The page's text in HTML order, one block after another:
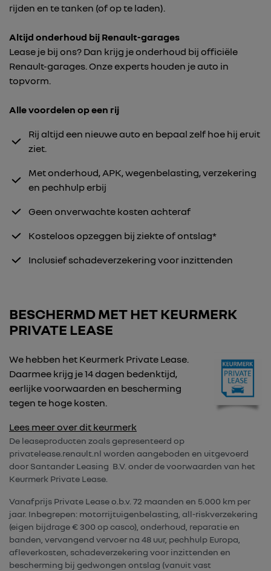
rijden en te tanken (of op te laden).
Altijd onderhoud bij Renault-garages
Lease je bij ons? Dan krijg je onderhoud bij officiële
Renault-garages. Onze experts houden je auto in
topvorm.
Alle voordelen op een rij
Rij altijd een nieuwe auto en bepaal zelf hoe hij eruit
ziet.
Met onderhoud, APK, wegenbelasting, verzekering
en pechhulp erbij
Geen onverwachte kosten achteraf
Kosteloos opzeggen bij ziekte of ontslag*
Inclusief schadeverzekering voor inzittenden
BESCHERMD MET HET KEURMERK
PRIVATE LEASE
We hebben het Keurmerk Private Lease.
Daarmee krijg je 14 dagen bedenktijd,
eerlijke voorwaarden en bescherming
tegen te hoge kosten.
Lees meer over dit keurmerk
De leaseproducten zoals gepresenteerd op
privatelease.renault.nl worden aangeboden en uitgevoerd
door Santander Leasing B.V. onder de voorwaarden van het
Keurmerk Private Lease.
Vanafprijs Private Lease o.b.v. 72 maanden en 5.000 km per
jaar. Inbegrepen: motorrijtuigenbelasting, all-riskverzekering
(eigen bijdrage € 300 op casco), onderhoud, reparatie en
banden, vervangend vervoer na 48 uur, pechhulp Europa,
afleverkosten, schadeverzekering voor inzittenden en
bescherming bij gedwongen ontslag (vanuit vast